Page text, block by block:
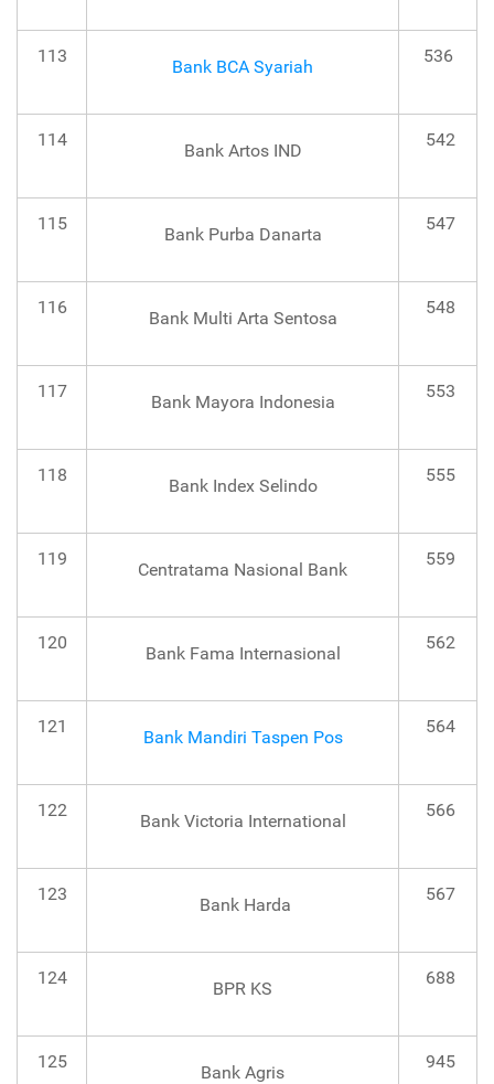
113
Bank BCA Syariah
536
114
Bank Artos IND
542
115
Bank Purba Danarta
547
116
Bank Multi Arta Sentosa
548
117
Bank Mayora Indonesia
553
118
Bank Index Selindo
555
119
Centratama Nasional Bank
559
120
Bank Fama Internasional
562
121
Bank Mandiri Taspen Pos
564
122
Bank Victoria International
566
123
Bank Harda
567
124
BPR KS
688
125
Bank Agris
945